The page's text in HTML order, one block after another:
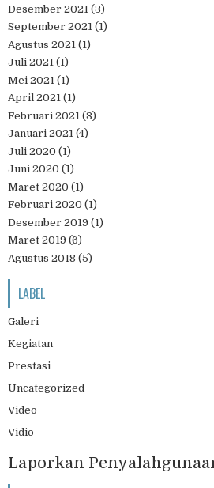
Desember 2021 (3)
September 2021 (1)
Agustus 2021 (1)
Juli 2021 (1)
Mei 2021 (1)
April 2021 (1)
Februari 2021 (3)
Januari 2021 (4)
Juli 2020 (1)
Juni 2020 (1)
Maret 2020 (1)
Februari 2020 (1)
Desember 2019 (1)
Maret 2019 (6)
Agustus 2018 (5)
LABEL
Galeri
Kegiatan
Prestasi
Uncategorized
Video
Vidio
Laporkan